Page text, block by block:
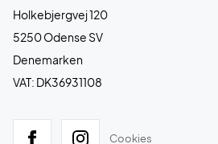
Holkebjergvej 120
5250 Odense SV
Denemarken
VAT: DK36931108
Cookies